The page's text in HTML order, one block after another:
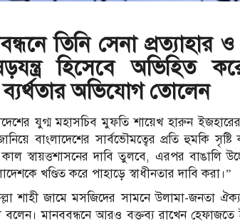
তিনি সেনা প্রত্যাহার
ষড়যন্ত্র হিসেবে অভিহিত
ব্যর্থতার অভিযোগ তোলেন
যুগ্ম মহাসচিব মুফতি শায়েখ হারুন ইজহারের
বাংলাদেশের সার্বভৌমত্বের প্রতি হুমকি
কাল স্বায়ত্তশাসনের দাবি তুলবে, এরপর বাঙালি
খণ্ডিত করে পাহাড়ে স্বাধীনতার দাবি করা।”
শাহী জামে মসজিদের সামনে উলামা-জনতা
মানববন্ধনে আরও বক্তব্য রাখেন হেফাজতে